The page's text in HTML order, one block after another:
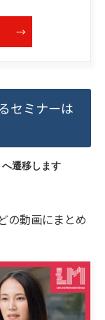
セミナーは
遷移します
の動画にまとめ